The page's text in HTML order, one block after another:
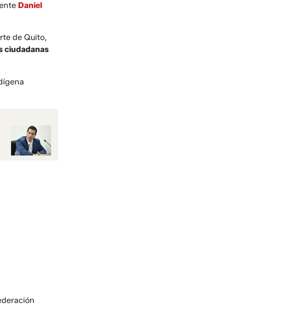
Daniel
de Quito,
ciudadanas